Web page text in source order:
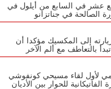
عشر في السابع من أيلول في
الصالحة في جناتزانو
إلى المكسيك مؤكدا أن
بالتعاطف مع ألم الآخر
لأول لقاء مسيحي كونفوشي
الفاتيكانية للحوار بين الأديان